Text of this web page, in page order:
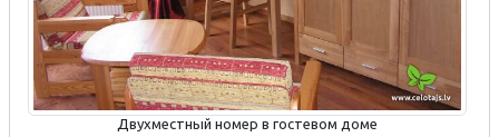
Двухместный номер в гостевом доме